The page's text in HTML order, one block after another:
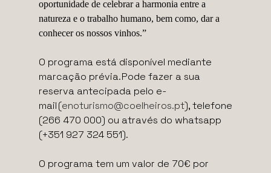
oportunidade de celebrar a harmonia entre a
natureza e o trabalho humano, bem como, dar a
conhecer os nossos vinhos.”
O programa está disponível mediante
marcação prévia. Pode fazer a sua
reserva antecipada pelo e-
mail (enoturismo@coelheiros.pt), telefone
(266 470 000) ou através do whatsapp
(+351 927 324 551).
O programa tem um valor de 70€ por